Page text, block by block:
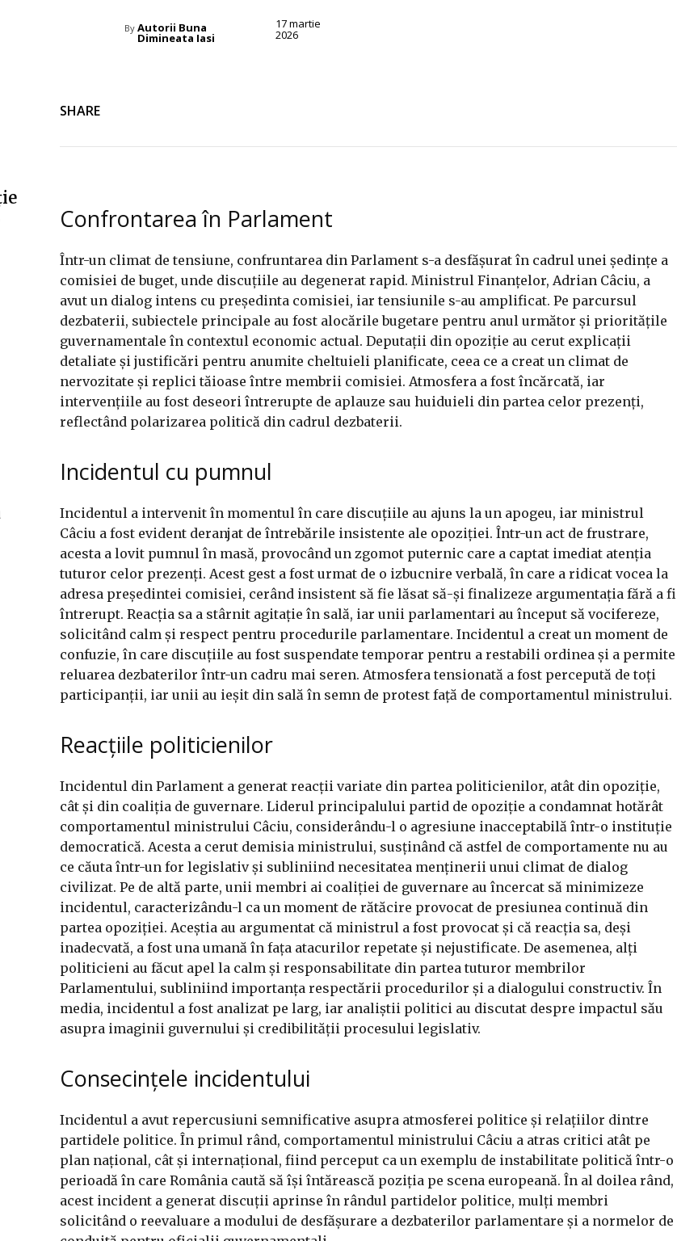
By Autorii Buna
Dimineata Iasi
17 martie
2026
SHARE
Confrontarea în Parlament
Într-un climat de tensiune, confruntarea din Parlament s-a desfășurat în cadrul unei ședințe a
comisiei de buget, unde discuțiile au degenerat rapid. Ministrul Finanțelor, Adrian Câciu, a
avut un dialog intens cu președinta comisiei, iar tensiunile s-au amplificat. Pe parcursul
dezbaterii, subiectele principale au fost alocările bugetare pentru anul următor și prioritățile
guvernamentale în contextul economic actual. Deputații din opoziție au cerut explicații
detaliate și justificări pentru anumite cheltuieli planificate, ceea ce a creat un climat de
nervozitate și replici tăioase între membrii comisiei. Atmosfera a fost încărcată, iar
intervențiile au fost deseori întrerupte de aplauze sau huiduieli din partea celor prezenți,
reflectând polarizarea politică din cadrul dezbaterii.
Incidentul cu pumnul
Incidentul a intervenit în momentul în care discuțiile au ajuns la un apogeu, iar ministrul
Câciu a fost evident deranjat de întrebările insistente ale opoziției. Într-un act de frustrare,
acesta a lovit pumnul în masă, provocând un zgomot puternic care a captat imediat atenția
tuturor celor prezenți. Acest gest a fost urmat de o izbucnire verbală, în care a ridicat vocea la
adresa președintei comisiei, cerând insistent să fie lăsat să-și finalizeze argumentația fără a fi
întrerupt. Reacția sa a stârnit agitație în sală, iar unii parlamentari au început să vocifereze,
solicitând calm și respect pentru procedurile parlamentare. Incidentul a creat un moment de
confuzie, în care discuțiile au fost suspendate temporar pentru a restabili ordinea și a permite
reluarea dezbaterilor într-un cadru mai seren. Atmosfera tensionată a fost percepută de toți
participanții, iar unii au ieșit din sală în semn de protest față de comportamentul ministrului.
Reacțiile politicienilor
Incidentul din Parlament a generat reacții variate din partea politicienilor, atât din opoziție,
cât și din coaliția de guvernare. Liderul principalului partid de opoziție a condamnat hotărât
comportamentul ministrului Câciu, considerându-l o agresiune inacceptabilă într-o instituție
democratică. Acesta a cerut demisia ministrului, susținând că astfel de comportamente nu au
ce căuta într-un for legislativ și subliniind necesitatea menținerii unui climat de dialog
civilizat. Pe de altă parte, unii membri ai coaliției de guvernare au încercat să minimizeze
incidentul, caracterizându-l ca un moment de rătăcire provocat de presiunea continuă din
partea opoziției. Aceștia au argumentat că ministrul a fost provocat și că reacția sa, deși
inadecvată, a fost una umană în fața atacurilor repetate și nejustificate. De asemenea, alți
politicieni au făcut apel la calm și responsabilitate din partea tuturor membrilor
Parlamentului, subliniind importanța respectării procedurilor și a dialogului constructiv. În
media, incidentul a fost analizat pe larg, iar analiștii politici au discutat despre impactul său
asupra imaginii guvernului și credibilității procesului legislativ.
Consecințele incidentului
Incidentul a avut repercusiuni semnificative asupra atmosferei politice și relațiilor dintre
partidele politice. În primul rând, comportamentul ministrului Câciu a atras critici atât pe
plan național, cât și internațional, fiind perceput ca un exemplu de instabilitate politică într-o
perioadă în care România caută să își întărească poziția pe scena europeană. În al doilea rând,
acest incident a generat discuții aprinse în rândul partidelor politice, mulți membri
solicitând o reevaluare a modului de desfășurare a dezbaterilor parlamentare și a normelor de